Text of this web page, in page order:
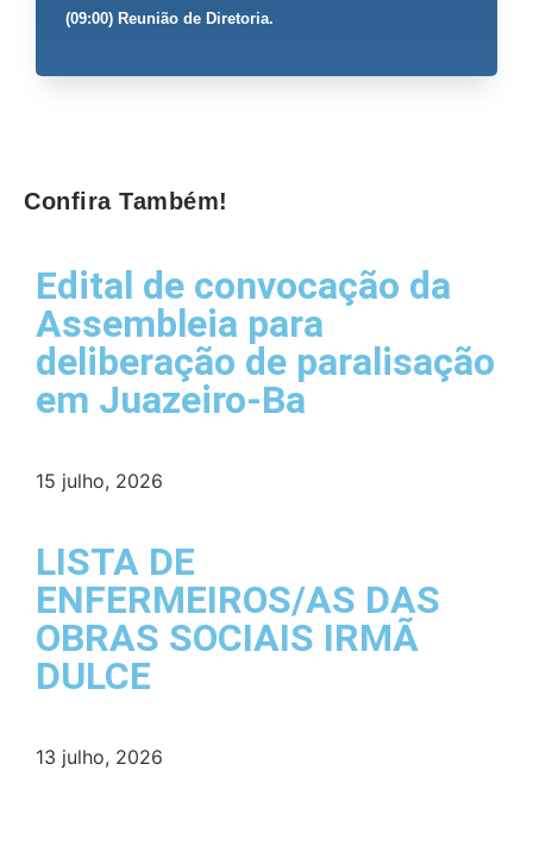
(09:00) Reunião de Diretoria.
Confira Também!
Edital de convocação da
Assembleia para
deliberação de paralisação
em Juazeiro-Ba
15 julho, 2026
LISTA DE
ENFERMEIROS/AS DAS
OBRAS SOCIAIS IRMÃ
DULCE
13 julho, 2026